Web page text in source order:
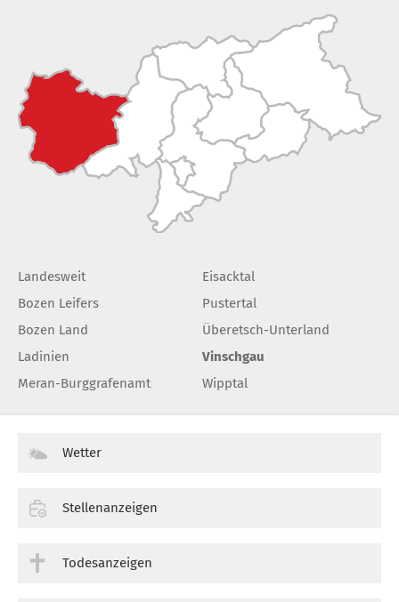
Landesweit
Bozen Leifers
Bozen Land
Ladinien
Meran-Burggrafenamt
Eisacktal
Pustertal
Überetsch-Unterland
Vinschgau
Wipptal
Wetter
Stellenanzeigen
Todesanzeigen